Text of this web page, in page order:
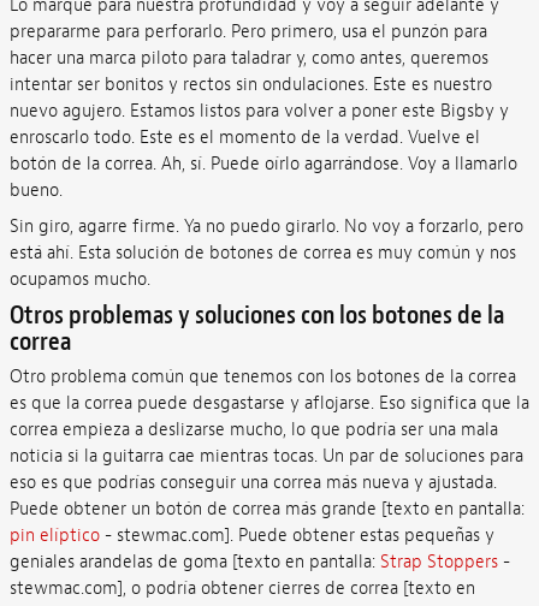
Lo marqué para nuestra profundidad y voy a seguir adelante y
prepararme para perforarlo. Pero primero, usa el punzón para
hacer una marca piloto para taladrar y, como antes, queremos
intentar ser bonitos y rectos sin ondulaciones. Este es nuestro
nuevo agujero. Estamos listos para volver a poner este Bigsby y
enroscarlo todo. Este es el momento de la verdad. Vuelve el
botón de la correa. Ah, sí. Puede oírlo agarrándose. Voy a llamarlo
bueno.
Sin giro, agarre firme. Ya no puedo girarlo. No voy a forzarlo, pero
está ahí. Esta solución de botones de correa es muy común y nos
ocupamos mucho.
Otros problemas y soluciones con los botones de la
correa
Otro problema común que tenemos con los botones de la correa
es que la correa puede desgastarse y aflojarse. Eso significa que la
correa empieza a deslizarse mucho, lo que podría ser una mala
noticia si la guitarra cae mientras tocas. Un par de soluciones para
eso es que podrías conseguir una correa más nueva y ajustada.
Puede obtener un botón de correa más grande [texto en pantalla:
pin elíptico- stewmac.com]. Puede obtener estas pequeñas y
geniales arandelas de goma [texto en pantalla: Strap Stoppers-
stewmac.com], o podría obtener cierres de correa [texto en